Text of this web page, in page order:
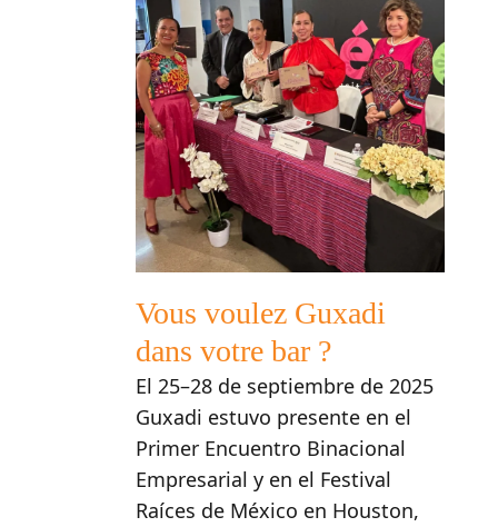
Vous voulez Guxadi
dans votre bar ?
El 25–28 de septiembre de 2025
Guxadi estuvo presente en el
Primer Encuentro Binacional
Empresarial y en el Festival
Raíces de México en Houston,